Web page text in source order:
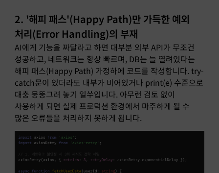
2. '해피 패스'(Happy Path)만 가득한 예외
처리(Error Handling)의 부재
AI에게 기능을 짜달라고 하면 대부분 외부 API가 무조건
성공하고, 네트워크는 항상 빠르며, DB는 늘 열려있다는
해피 패스(Happy Path) 가정하에 코드를 작성합니다. try-
catch문이 있더라도 내부가 비어있거나 print(e) 수준으로
대충 뭉뚱그려 놓기 일쑤입니다. 아무런 검토 없이
사용하게 되면 실제 프로덕션 환경에서 마주하게 될 수
많은 오류들을 처리하지 못하게 됩니다.